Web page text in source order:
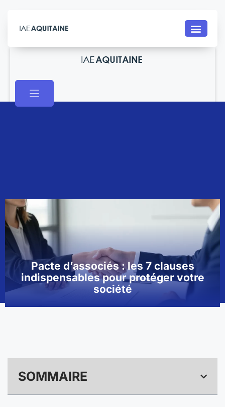
Pacte d’associés : les 7 clauses
indispensables pour protéger votre
société
SOMMAIRE